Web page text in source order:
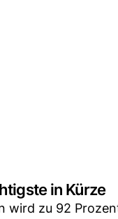
in Kürze
wird zu 92